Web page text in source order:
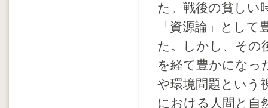
た。戦後の貧しい
「資源論」とし
た。しかし、その
を経て豊かになっ
や環境問題という
における人間と自